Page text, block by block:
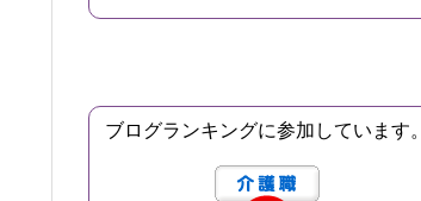
ブログランキングに参加しています。